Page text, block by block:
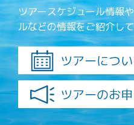
ツアースケジュール情報
ルなどの情報をご紹介し
ツアーにつ
ツアーのお